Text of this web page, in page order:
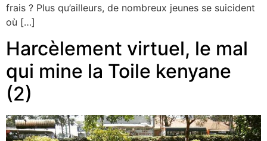
frais ? Plus qu’ailleurs, de nombreux jeunes se suicident
où […]
Harcèlement virtuel, le mal
qui mine la Toile kenyane
(2)